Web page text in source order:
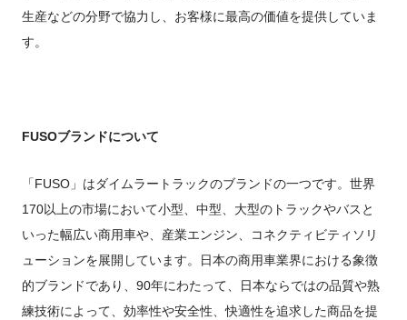
生産などの分野で協力し、お客様に最高の価値を提供していま
す。
FUSOブランドについて
「FUSO」はダイムラートラックのブランドの一つです。世界
170以上の市場において小型、中型、大型のトラックやバスと
いった幅広い商用車や、産業エンジン、コネクティビティソリ
ューションを展開しています。日本の商用車業界における象徴
的ブランドであり、90年にわたって、日本ならではの品質や熟
練技術によって、効率性や安全性、快適性を追求した商品を提